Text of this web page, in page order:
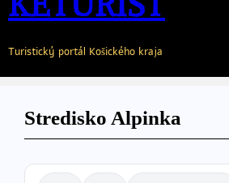
Turistický portál Košického kraja
Stredisko Alpinka